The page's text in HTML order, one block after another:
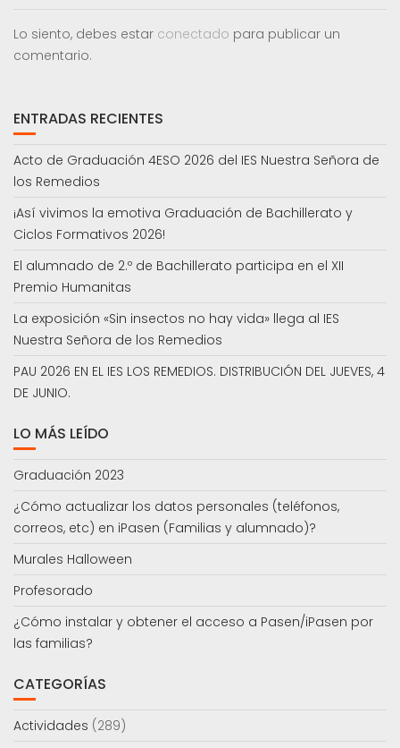
Lo siento, debes estar conectado para publicar un
comentario.
ENTRADAS RECIENTES
Acto de Graduación 4ESO 2026 del IES Nuestra Señora de
los Remedios
¡Así vivimos la emotiva Graduación de Bachillerato y
Ciclos Formativos 2026!
El alumnado de 2.º de Bachillerato participa en el XII
Premio Humanitas
La exposición «Sin insectos no hay vida» llega al IES
Nuestra Señora de los Remedios
PAU 2026 EN EL IES LOS REMEDIOS. DISTRIBUCIÓN DEL JUEVES, 4
DE JUNIO.
LO MÁS LEÍDO
Graduación 2023
¿Cómo actualizar los datos personales (teléfonos,
correos, etc) en iPasen (Familias y alumnado)?
Murales Halloween
Profesorado
¿Cómo instalar y obtener el acceso a Pasen/iPasen por
las familias?
CATEGORÍAS
Actividades (289)